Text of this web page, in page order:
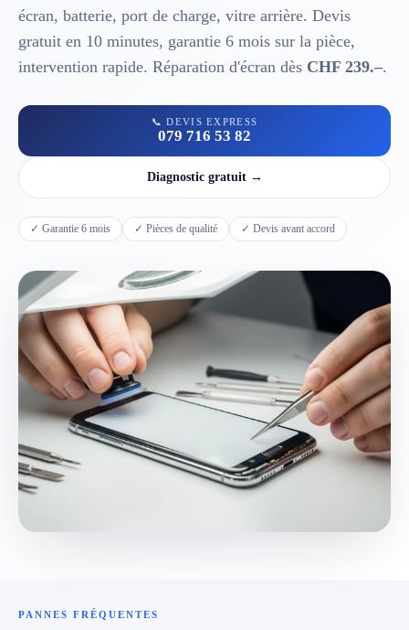
Contact
📱 Réparation téléphone par marque
📍 LOCALITÉS DESSERVIES
Région d'Yverdon 6
Gros-de-Vaud
Broye
Jura & Plateau
Hors zone 2
→ Toutes les zones d'intervention (21 villes)
écran, batterie, port de charge, vitre arrière. Devis
gratuit en 10 minutes, garantie 6 mois sur la pièce,
intervention rapide. Réparation d'écran dès CHF 239.–.
📞 DEVIS EXPRESS
079 716 53 82
Diagnostic gratuit →
✓ Garantie 6 mois ✓ Pièces de qualité ✓ Devis avant accord
PANNES FRÉQUENTES